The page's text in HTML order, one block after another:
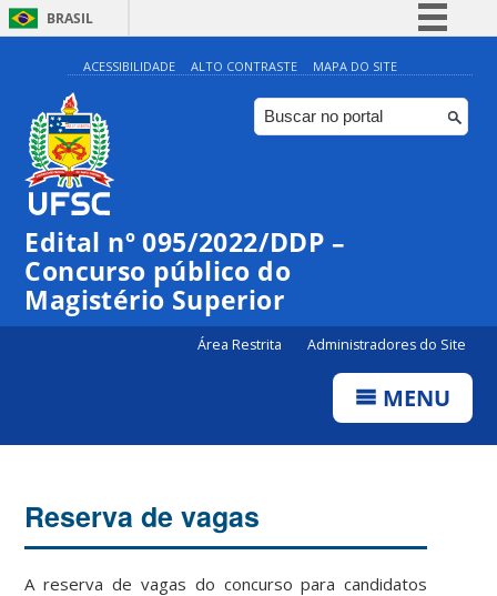
BRASIL
Simplifique!
Comunica BR
Participe
Canais
ACESSIBILIDADE ALTO CONTRASTE MAPA DO SITE
Edital nº 095/2022/DDP –
Concurso público do
Magistério Superior
Área Restrita Administradores do Site
MENU
Reserva de vagas
A reserva de vagas do concurso para candidatos